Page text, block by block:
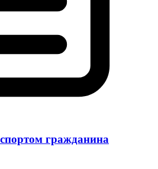
гражданина